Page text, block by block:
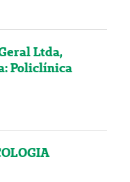
Ltda,
Policlínica